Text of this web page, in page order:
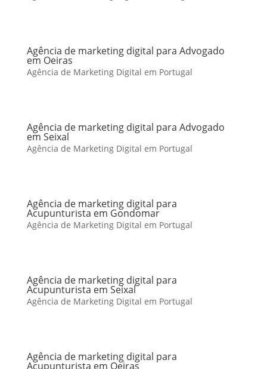
Agência de marketing digital para Advogado
em Oeiras
Agência de Marketing Digital em Portugal
Agência de marketing digital para Advogado
em Seixal
Agência de Marketing Digital em Portugal
Agência de marketing digital para
Acupunturista em Gondomar
Agência de Marketing Digital em Portugal
Agência de marketing digital para
Acupunturista em Seixal
Agência de Marketing Digital em Portugal
Agência de marketing digital para
Acupunturista em Oeiras